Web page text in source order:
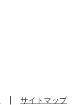
サイトマップ